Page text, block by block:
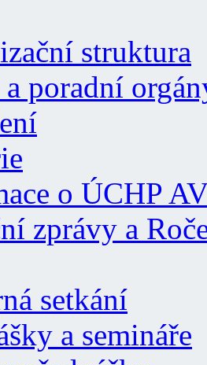
struktura
poradní
o ÚCHP
zprávy a
setkání
a semináře